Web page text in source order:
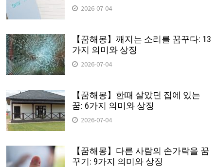
2026-07-04
【꿈해몽】깨지는 소리를 꿈꾸다: 13
가지 의미와 상징
2026-07-04
【꿈해몽】한때 살았던 집에 있는
꿈: 6가지 의미와 상징
2026-07-04
【꿈해몽】다른 사람의 손가락을 꿈
꾸기: 9가지 의미와 상징